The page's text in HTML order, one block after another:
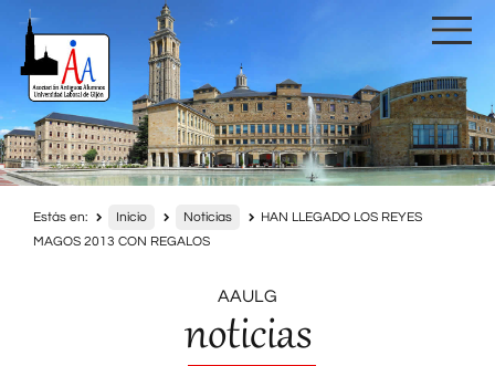
Estás en: Inicio Noticias
HAN LLEGADO LOS REYES
MAGOS 2013 CON REGALOS
AAULG
noticias